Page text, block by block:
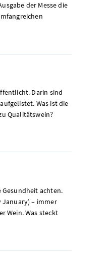
der Messe die
Darin sind
Was ist die
Qualitätswein?
achten.
January) – immer
Wein. Was steckt